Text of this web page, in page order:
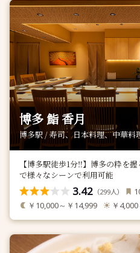
博多 鮨 香月
博多駅 / 寿司、日本料理、中華料
【博多駅徒歩1分‼】博多の粋を
で様々なシーンで利用可能
3.42 （299人）
￥10,000～￥14,999 ￥